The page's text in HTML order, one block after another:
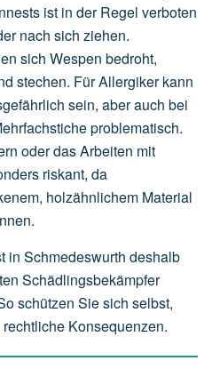
ist in der Regel verboten
nach sich ziehen.
sich Wespen bedroht,
stechen. FürAllergiker kann
sein, aberauch bei
problematisch.
oderdasArbeiten mit
riskant, da
holzähnlichem Material
in Schmedeswurth deshalb
Schädlingsbekämpfer
schützen Sie sich selbst,
Konsequenzen.